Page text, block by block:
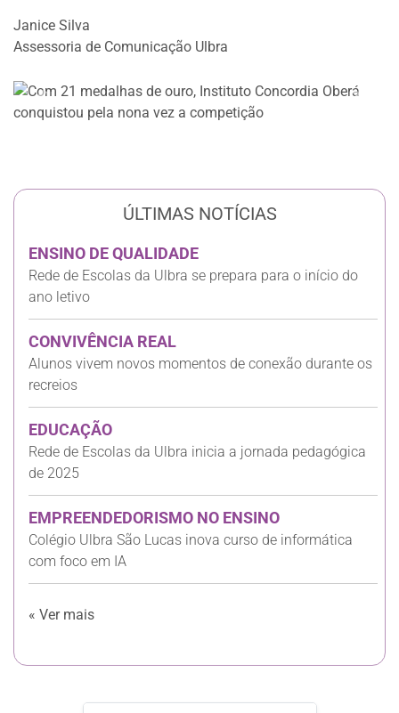
Janice Silva
Assessoria de Comunicação Ulbra
Anterior
ÚLTIMAS NOTÍCIAS
ENSINO DE QUALIDADE
Rede de Escolas da Ulbra se prepara para o início do
ano letivo
CONVIVÊNCIA REAL
Alunos vivem novos momentos de conexão durante os
recreios
EDUCAÇÃO
Rede de Escolas da Ulbra inicia a jornada pedagógica
de 2025
EMPREENDEDORISMO NO ENSINO
Colégio Ulbra São Lucas inova curso de informática
com foco em IA
« Ver mais